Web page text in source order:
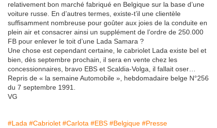
relativement bon marché fabriqué en Belgique sur la base d’une
voiture russe. En d’autres termes, existe-t’il une clientèle
suffisamment nombreuse pour goûter aux joies de la conduite en
plein air et consacrer ainsi un supplément de l’ordre de 250.000
FB pour enlever le toit d’une Lada Samara ?
Une chose est cependant certaine, le cabriolet Lada existe bel et
bien, dès septembre prochain, il sera en vente chez les
concessionnaires, bravo EBS et Scaldia-Volga, il fallait oser…
Repris de « la semaine Automobile », hebdomadaire belge N°256
du 7 septembre 1991.
VG
#Lada #Cabriolet #Carlota #EBS #Belgique #Presse